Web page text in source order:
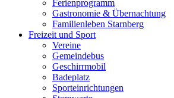
Ferienprogramm
Gastronomie & Übernachtung
Familienleben Starnberg
Freizeit und Sport
Vereine
Gemeindebus
Geschirrmobil
Badeplatz
Sporteinrichtungen